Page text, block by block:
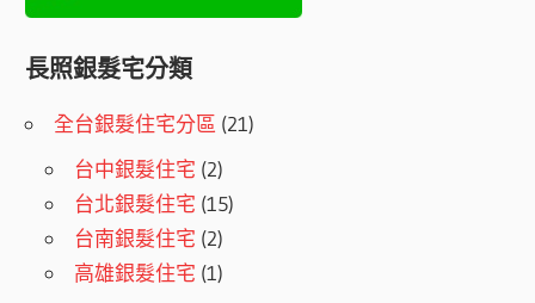
長照銀髮宅分類
全台銀髮住宅分區 (21)
台中銀髮住宅 (2)
台北銀髮住宅 (15)
台南銀髮住宅 (2)
高雄銀髮住宅 (1)